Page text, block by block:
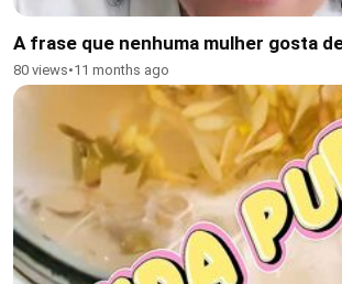
A frase que nenhuma mulher gosta
80 views•11 months ago